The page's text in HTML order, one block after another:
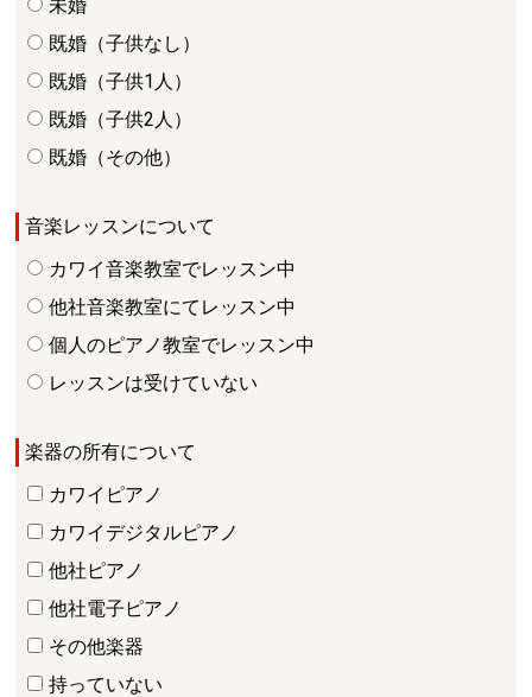
未婚
既婚（子供なし）
既婚（子供1人）
既婚（子供2人）
既婚（その他）
音楽レッスンについて
カワイ音楽教室でレッスン中
他社音楽教室にてレッスン中
個人のピアノ教室でレッスン中
レッスンは受けていない
楽器の所有について
カワイピアノ
カワイデジタルピアノ
他社ピアノ
他社電子ピアノ
その他楽器
持っていない